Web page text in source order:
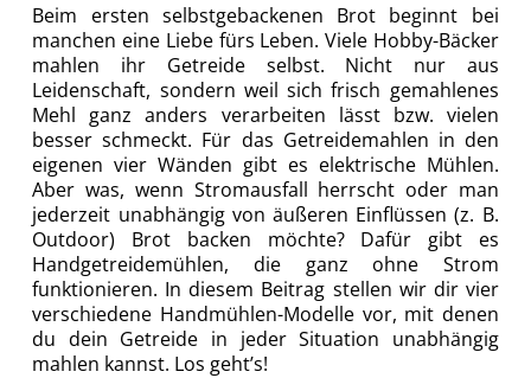
Beim ersten selbstgebackenen Brot beginnt bei
manchen eine Liebe fürs Leben. Viele Hobby-Bäcker
mahlen ihr Getreide selbst. Nicht nur aus
Leidenschaft, sondern weil sich frisch gemahlenes
Mehl ganz anders verarbeiten lässt bzw. vielen
besser schmeckt. Für das Getreidemahlen in den
eigenen vier Wänden gibt es elektrische Mühlen.
Aber was, wenn Stromausfall herrscht oder man
jederzeit unabhängig von äußeren Einflüssen (z. B.
Outdoor) Brot backen möchte? Dafür gibt es
Handgetreidemühlen, die ganz ohne Strom
funktionieren. In diesem Beitrag stellen wir dir vier
verschiedene Handmühlen-Modelle vor, mit denen
du dein Getreide in jeder Situation unabhängig
mahlen kannst. Los geht’s!